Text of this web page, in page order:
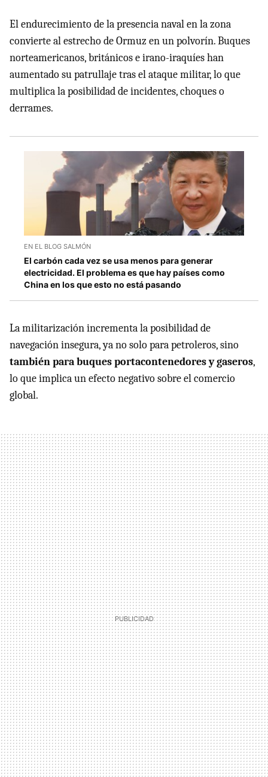
El endurecimiento de la presencia naval en la zona
convierte al estrecho de Ormuz en un polvorín. Buques
norteamericanos, británicos e irano-iraquíes han
aumentado su patrullaje tras el ataque militar, lo que
multiplica la posibilidad de incidentes, choques o
derrames.
EN EL BLOG SALMÓN
El carbón cada vez se usa menos para generar
electricidad. El problema es que hay países como
China en los que esto no está pasando
La militarización incrementa la posibilidad de
navegación insegura, ya no solo para petroleros, sino
también para buques portacontenedores y gaseros,
lo que implica un efecto negativo sobre el comercio
global.